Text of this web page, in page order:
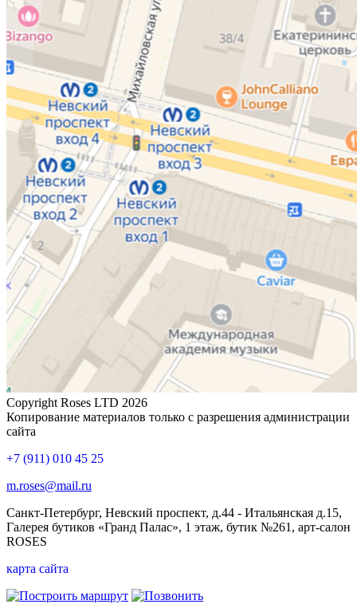
Copyright Roses LTD 2026
Копирование материалов только с разрешения администрации
сайта
+7 (911) 010 45 25
m.roses@mail.ru
Санкт-Петербург, Невский проспект, д.44 - Итальянская д.15,
Галерея бутиков «Гранд Палас», 1 этаж, бутик №261, арт-салон
ROSES
карта сайта